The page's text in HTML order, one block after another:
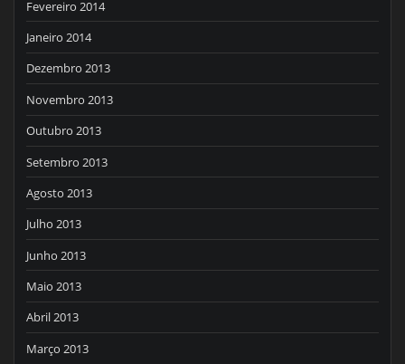
Fevereiro 2014
Janeiro 2014
Dezembro 2013
Novembro 2013
Outubro 2013
Setembro 2013
Agosto 2013
Julho 2013
Junho 2013
Maio 2013
Abril 2013
Março 2013